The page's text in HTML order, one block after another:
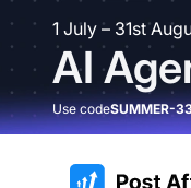
1 July – 31st
AI
Use codeSUMMER-
:site.title